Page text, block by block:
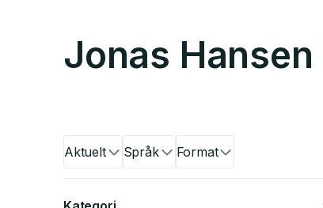
Jonas
Aktuelt Språk Format